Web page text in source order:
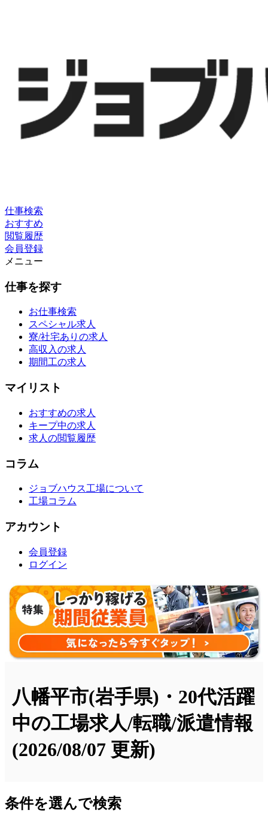
仕事検索
おすすめ
閲覧履歴
会員登録
メニュー
仕事を探す
お仕事検索
スペシャル求人
寮/社宅ありの求人
高収入の求人
期間工の求人
マイリスト
おすすめの求人
キープ中の求人
求人の閲覧履歴
コラム
ジョブハウス工場について
工場コラム
アカウント
会員登録
ログイン
八幡平市(岩手県)・20代活躍
中の工場求人/転職/派遣情報
(2026/08/07 更新)
条件を選んで検索